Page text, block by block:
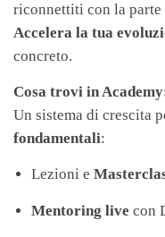
riconnettiti con la parte
Accelera la tua
concreto.
Cosa trovi in
Un sistema di crescita
fondamentali:
Lezioni e
Mentoring live con